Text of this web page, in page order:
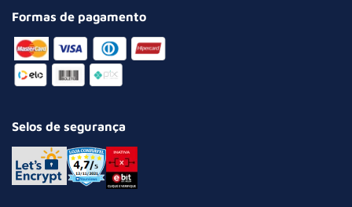
Formas de pagamento
Selos de segurança